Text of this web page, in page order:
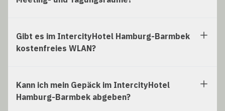
Gibt es im IntercityHotel Hamburg-Barmbek
kostenfreies WLAN?
Kann ich mein Gepäck im IntercityHotel
Hamburg-Barmbek abgeben?